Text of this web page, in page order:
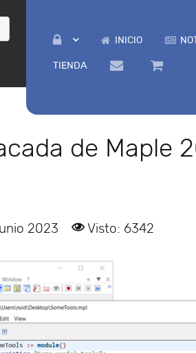
INICIO
TIENDA
de Maple
2023 Visto: 6342